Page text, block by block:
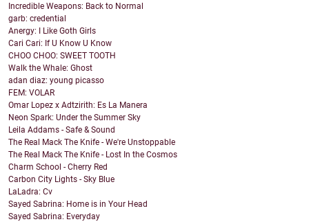
Incredible Weapons: Back to Normal
garb: credential
Anergy: I Like Goth Girls
Cari Cari: If U Know U Know
CHOO CHOO: SWEET TOOTH
Walk the Whale: Ghost
adan diaz: young picasso
FEM: VOLAR
Omar Lopez x Adtzirith: Es La Manera
Neon Spark: Under the Summer Sky
Leila Addams - Safe & Sound
The Real Mack The Knife - We're Unstoppable
The Real Mack The Knife - Lost In the Cosmos
Charm School - Cherry Red
Carbon City Lights - Sky Blue
LaLadra: Cv
Sayed Sabrina: Home is in Your Head
Sayed Sabrina: Everyday